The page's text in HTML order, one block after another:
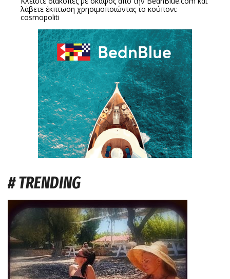
λάβετε έκπτωση χρησιμοποιώντας το κούπονι:
cosmopoliti
# TRENDING